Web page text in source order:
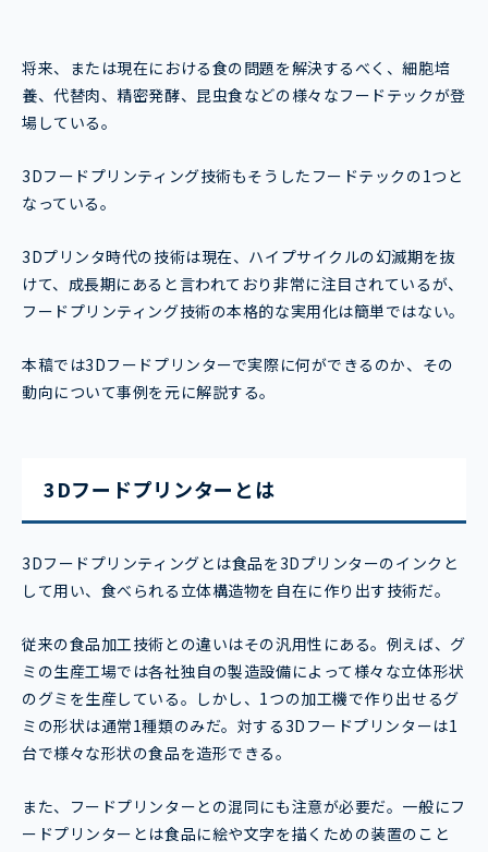
将来、または現在における食の問題を解決するべく、細胞培
養、代替肉、精密発酵、昆虫食などの様々なフードテックが登
場している。
3Dフードプリンティング技術もそうしたフードテックの1つと
なっている。
3Dプリンタ時代の技術は現在、ハイプサイクルの幻滅期を抜
けて、成長期にあると言われており非常に注目されているが、
フードプリンティング技術の本格的な実用化は簡単ではない。
本稿では3Dフードプリンターで実際に何ができるのか、その
動向について事例を元に解説する。
3Dフードプリンターとは
3Dフードプリンティングとは食品を3Dプリンターのインクと
して用い、食べられる立体構造物を自在に作り出す技術だ。
従来の食品加工技術との違いはその汎用性にある。例えば、グ
ミの生産工場では各社独自の製造設備によって様々な立体形状
のグミを生産している。しかし、1つの加工機で作り出せるグ
ミの形状は通常1種類のみだ。対する3Dフードプリンターは1
台で様々な形状の食品を造形できる。
また、フードプリンターとの混同にも注意が必要だ。一般にフ
ードプリンターとは食品に絵や文字を描くための装置のこと